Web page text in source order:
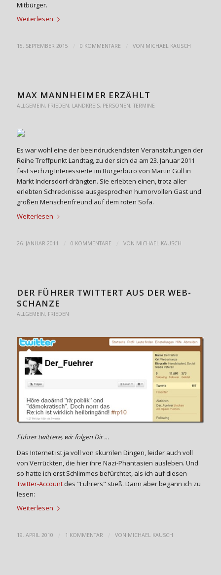
Mitbürger.
Weiterlesen
15. SEPTEMBER 2015 0 KOMMENTARE VON MICHAEL KAUSCH
MAX MANNHEIMER ERZÄHLT
ALLGEMEIN, FRIEDEN, LANDKREIS, PERSONEN, TERMINE
Es war wohl eine der beeindruckendsten Veranstaltungen der
Reihe Treffpunkt Landtag, zu der sich da am 23. Januar 2011
fast sechzig Interessierte im Bürgerbüro von Martin Güll in
Markt Indersdorf drängten. Sie erlebten einen, trotz aller
erlebten Schrecknisse ausgesprochen humorvollen Gast und
großen Menschenfreund auf dem roten Sofa.
Weiterlesen
26. JANUAR 2011 0 KOMMENTARE VON MICHAEL KAUSCH
DER FÜHRER TWITTERT AUS DER WEB-
SCHANZE
ALLGEMEIN, FRIEDEN
Führer twittere, wir folgen Dir …
Das Internet ist ja voll von skurrilen Dingen, leider auch voll
von Verrückten, die hier ihre Nazi-Phantasien ausleben. Und
so hatte ich erst Schlimmes befürchtet, als ich auf diesen
Twitter-Accountdes "Führers" stieß. Dann aber begann ich zu
lesen:
Weiterlesen
19. APRIL 2010 1 KOMMENTAR VON MICHAEL KAUSCH